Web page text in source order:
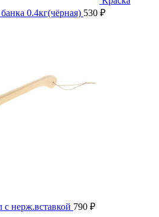
0.4кг(чёрная) 530 ₽
нерж.вставкой 790 ₽